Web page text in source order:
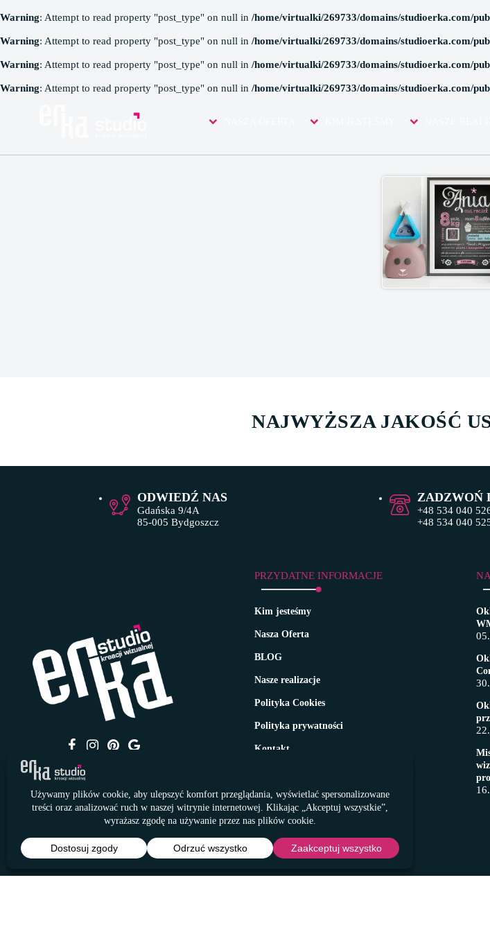
Warning: Attempt to read property "post_type" on null in /home/virtualki/269733/domains/studioerka.com/
Warning: Attempt to read property "post_type" on null in /home/virtualki/269733/domains/studioerka.com/
Warning: Attempt to read property "post_type" on null in /home/virtualki/269733/domains/studioerka.com/
Warning: Attempt to read property "post_type" on null in /home/virtualki/269733/domains/studioerka.com/
IMAGES TAGGED "KID"
NAJWYŻSZA JAKOŚĆ
ODWIEDŹ NAS
Gdańska 9/4A
85-005 Bydgoszcz
ZADZWOŃ
+48 534 040
+48 534 040
PRZYDATNE INFORMACJE
Kim jesteśmy
Nasza Oferta
BLOG
Nasze realizacje
Polityka Cookies
Polityka prywatności
Kontakt
© Studio Kreacji Wizualnej ERKA 2011 - 2026
Wszelkie prawa zastrzeżone